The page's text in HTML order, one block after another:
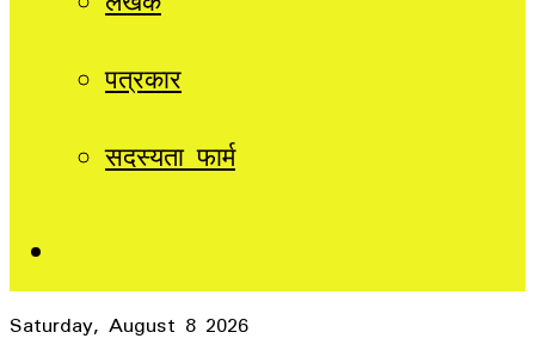
पत्रकार
सदस्यता फार्म
Saturday, August 8 2026